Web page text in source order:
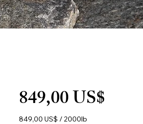
849,00 US$Precio
849,00 US$ / 2000lb